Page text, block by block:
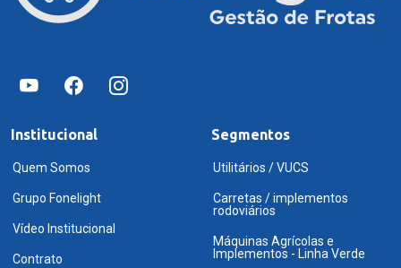
Institucional
Quem Somos
Grupo Fonelight
Vídeo Institucional
Contrato
Segmentos
Utilitários / VUCS
Carretas / implementos
rodoviários
Máquinas Agrícolas e
Implementos - Linha Verde